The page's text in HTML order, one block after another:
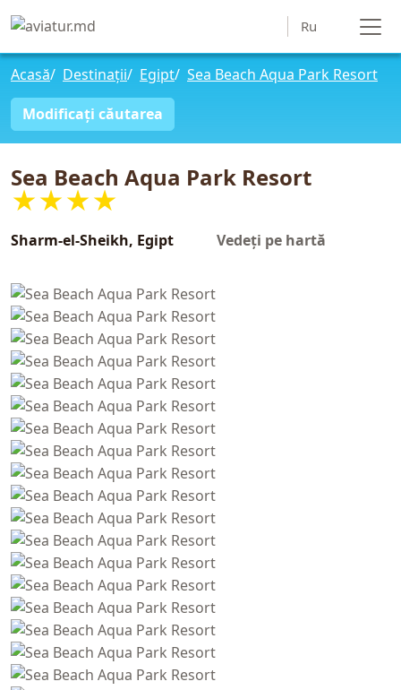
Ru
Acasă/ Destinații/ Egipt/ Sea Beach Aqua Park Resort
Modificați căutarea
Sea Beach Aqua Park Resort
★★★★
Sharm-el-Sheikh, Egipt Vedeți pe hartă